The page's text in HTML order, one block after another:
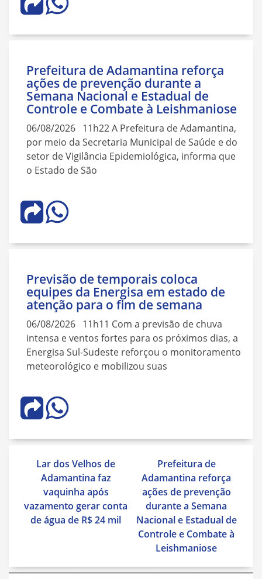
Prefeitura de Adamantina reforça
ações de prevenção durante a
Semana Nacional e Estadual de
Controle e Combate à Leishmaniose
06/08/2026 11h22 A Prefeitura de Adamantina,
por meio da Secretaria Municipal de Saúde e do
setor de Vigilância Epidemiológica, informa que
o Estado de São
Previsão de temporais coloca
equipes da Energisa em estado de
atenção para o fim de semana
06/08/2026 11h11 Com a previsão de chuva
intensa e ventos fortes para os próximos dias, a
Energisa Sul-Sudeste reforçou o monitoramento
meteorológico e mobilizou suas
Navegação
Post
Lar dos Velhos de
Adamantina faz
vaquinha após
vazamento gerar conta
de água de R$ 24 mil
Prefeitura de
Adamantina reforça
ações de prevenção
durante a Semana
Nacional e Estadual de
Controle e Combate à
Leishmaniose